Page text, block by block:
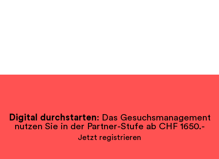
Digital durchstarten: Das Gesuchsmanagement
nutzen Sie in der Partner-Stufe ab CHF 1650.-
Jetzt registrieren